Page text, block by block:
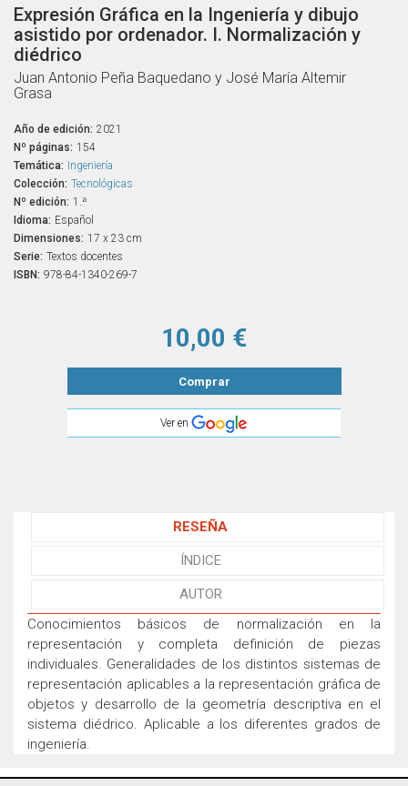
Expresión Gráfica en la Ingeniería y dibujo
asistido por ordenador. I. Normalización y
diédrico
Juan Antonio Peña Baquedano y José María Altemir
Grasa
Año de edición: 2021
Nº páginas: 154
Temática:
Ingeniería
Colección: Tecnológicas
Nº edición: 1.ª
Idioma: Español
Dimensiones: 17 x 23 cm
Serie: Textos docentes
ISBN: 978-84-1340-269-7
10,00 €
Comprar
Ver en
RESEÑA
ÍNDICE
AUTOR
Conocimientos básicos de normalización en la
representación y completa definición de piezas
individuales. Generalidades de los distintos sistemas de
representación aplicables a la representación gráfica de
objetos y desarrollo de la geometría descriptiva en el
sistema diédrico. Aplicable a los diferentes grados de
ingeniería.